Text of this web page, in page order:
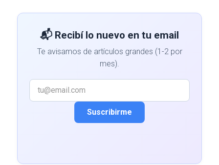
📬 Recibí lo nuevo en tu email
Te avisamos de artículos grandes (1-2 por
mes).
Suscribirme